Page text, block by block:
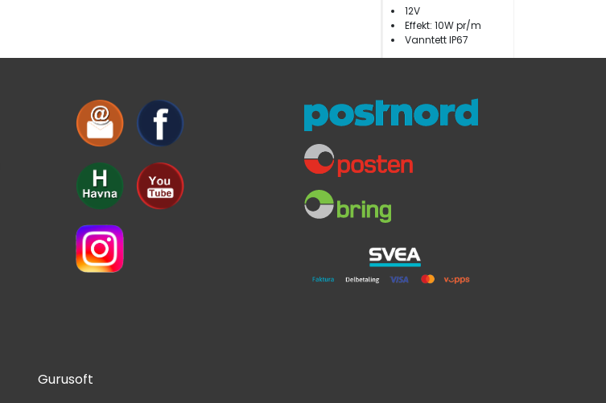
12V
Effekt: 10W pr/m
Vanntett IP67
Båtsystem
Gurusoft